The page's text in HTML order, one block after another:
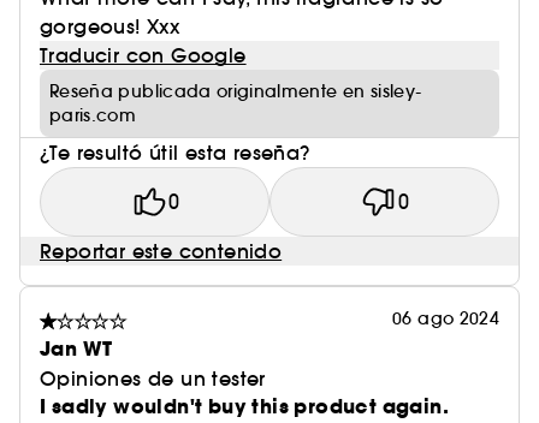
gorgeous! Xxx
Traducir con Google
Reseña publicada originalmente en sisley-
paris.com
¿Te resultó útil esta reseña?
0 0
Reportar este contenido
06 ago 2024
Jan WT
Opiniones de un tester
I sadly wouldn't buy this product again.